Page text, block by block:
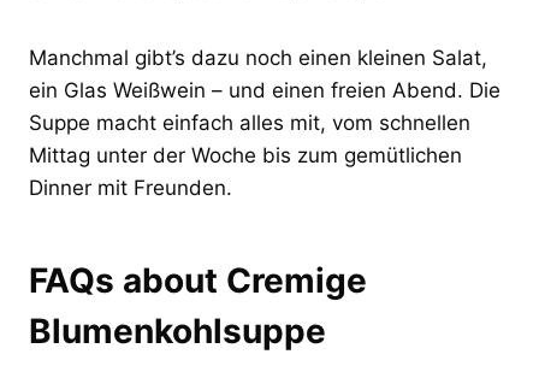
Manchmal gibt’s dazu noch einen kleinen Salat,
ein Glas Weißwein – und einen freien Abend. Die
Suppe macht einfach alles mit, vom schnellen
Mittag unter der Woche bis zum gemütlichen
Dinner mit Freunden.
FAQs about Cremige
Blumenkohlsuppe